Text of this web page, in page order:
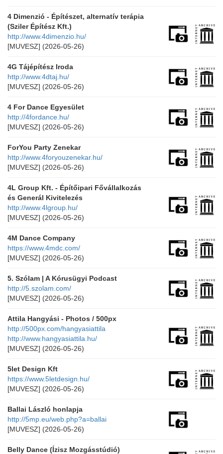
4 Dimenzió - Építészet, alternatív terápia
(Sziler Építész Kft.)
http://www.4dimenzio.hu/
[MUVESZ] (2026-05-26)
4G Tájépítész Iroda
http://www.4dtaj.hu/
[MUVESZ] (2026-05-26)
4 For Dance Egyesület
http://4fordance.hu/
[MUVESZ] (2026-05-26)
ForYou Party Zenekar
http://www.4foryouzenekar.hu/
[MUVESZ] (2026-05-26)
4L Group Kft. - Építőipari Fővállalkozás
és Generál Kivitelezés
http://www.4lgroup.hu/
[MUVESZ] (2026-05-26)
4M Dance Company
https://www.4mdc.com/
[MUVESZ] (2026-05-26)
5. Szólam | A Kórusügyi Podcast
http://5.szolam.com/
[MUVESZ] (2026-05-26)
Attila Hangyási - Photos / 500px
http://500px.com/hangyasiattila
http://www.hangyasiattila.hu/
[MUVESZ] (2026-05-26)
5let Design Kft
https://www.5letdesign.hu/
[MUVESZ] (2026-05-26)
Ballai László honlapja
http://5mp.eu/web.php?a=ballai
[MUVESZ] (2026-05-26)
Belly Dance (Ízisz Mozgásstúdió)